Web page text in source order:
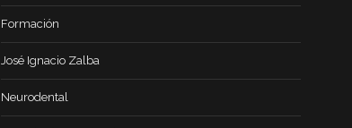
Formación
José Ignacio Zalba
Neurodental